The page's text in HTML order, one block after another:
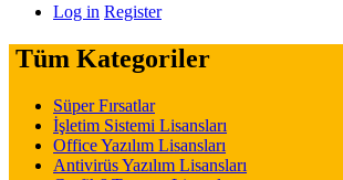
Log in Register
Tüm Kategoriler
Süper Fırsatlar
İşletim Sistemi Lisansları
Office Yazılım Lisansları
Antivirüs Yazılım Lisansları